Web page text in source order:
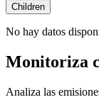
Children
No hay datos
Monitoriza
Analiza las